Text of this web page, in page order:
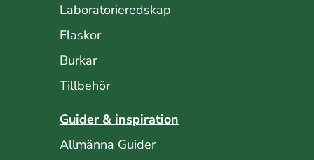
Laboratorieredskap
Flaskor
Burkar
Tillbehör
Guider & inspiration
Allmänna Guider